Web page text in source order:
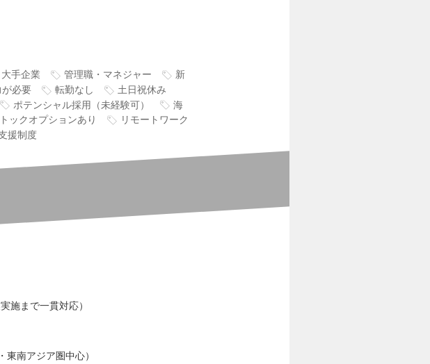
大手企業 管理職・マネジャー
新
必要 転勤なし
土日祝休み
ポテンシャル採用（未経験可）
海
ックオプションあり
リモートワーク
援制度
施まで一貫対応）
東南アジア圏中心）